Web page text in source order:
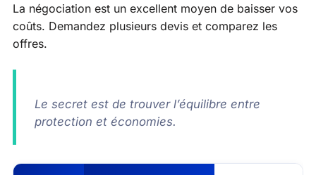
La négociation est un excellent moyen de baisser vos
coûts. Demandez plusieurs devis et comparez les
offres.
Le secret est de trouver l’équilibre entre
protection et économies.